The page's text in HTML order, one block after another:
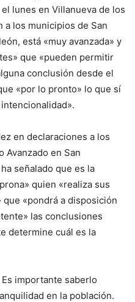
lunes en Villanueva de los
a los municipios de San
está «muy avanzada» y
que «pueden permitir
conclusión desde el
«por lo pronto» lo que sí
en declaraciones a los
Avanzado en San
señalado que es la
quien «realiza sus
«pondrá a disposición
las conclusiones
determine cuál es la
importante saberlo
en la población.